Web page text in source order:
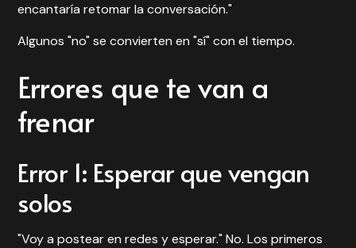
encantaría retomar la conversación."
Algunos "no" se convierten en "sí" con el tiempo.
Errores que te van a
frenar
Error 1: Esperar que vengan
solos
"Voy a postear en redes y esperar." No. Los primeros